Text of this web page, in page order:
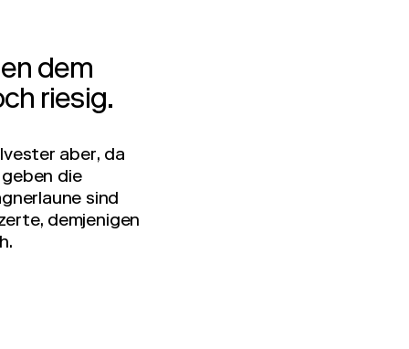
dem
riesig.
aber, da
die
sind
demjenigen